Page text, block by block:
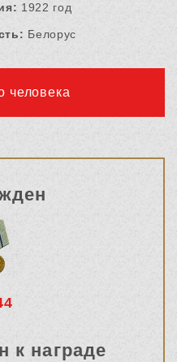
1922 год
Белорус
человека
к награде